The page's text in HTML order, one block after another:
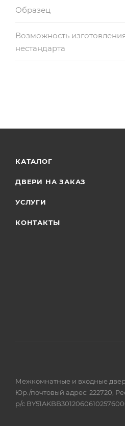
Образец
Возможность
нестандарта
КАТАЛОГ
ДВЕРИ НА ЗАКАЗ
УСЛУГИ
КОНТАКТЫ
Межкомнатные и входные
Юр./почтовый адрес: 222720,
р/с